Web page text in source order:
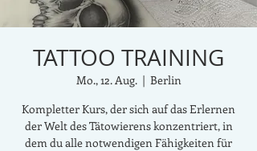
TATTOO TRAINING
Mo., 12. Aug.
  |
Berlin
Kompletter Kurs, der sich auf das Erlernen
der Welt des Tätowierens konzentriert, in
dem du alle notwendigen Fähigkeiten für